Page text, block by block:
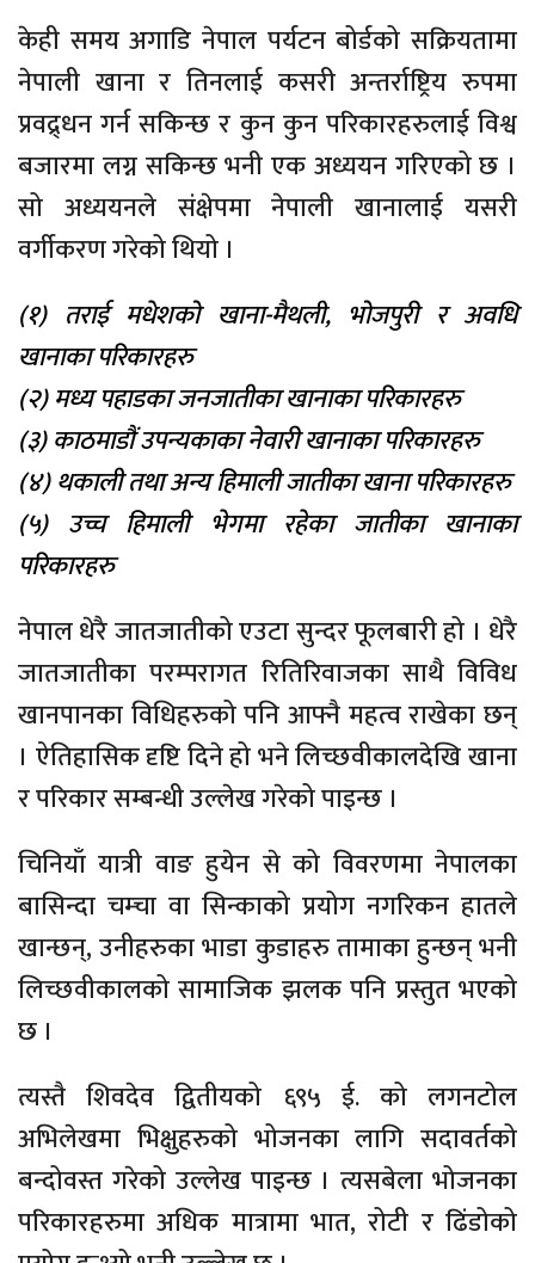
केही समय अगाडि नेपाल पर्यटन बोर्डको सक्रियतामा
नेपाली खाना र तिनलाई कसरी अन्तर्राष्ट्रिय रुपमा
प्रवद्र्धन गर्न सकिन्छ र कुन कुन परिकारहरुलाई विश्व
बजारमा लग्न सकिन्छ भनी एक अध्ययन गरिएको छ ।
सो अध्ययनले संक्षेपमा नेपाली खानालाई यसरी
वर्गीकरण गरेको थियो ।
(१) तराई मधेशको खाना-मैथली, भोजपुरी र अवधि
खानाका परिकारहरु
(२) मध्य पहाडका जनजातीका खानाका परिकारहरु
(३) काठमाडौं उपन्यकाका नेवारी खानाका परिकारहरु
(४) थकाली तथा अन्य हिमाली जातीका खाना परिकारहरु
(५) उच्च हिमाली भेगमा रहेका जातीका खानाका
परिकारहरु
नेपाल धेरै जातजातीको एउटा सुन्दर फूलबारी हो । धेरै
जातजातीका परम्परागत रितिरिवाजका साथै विविध
खानपानका विधिहरुको पनि आफ्नै महत्व राखेका छन्
। ऐतिहासिक दृष्टि दिने हो भने लिच्छवीकालदेखि खाना
र परिकार सम्बन्धी उल्लेख गरेको पाइन्छ ।
चिनियाँ यात्री वाङ हुयेन से को विवरणमा नेपालका
बासिन्दा चम्चा वा सिन्काको प्रयोग नगरिकन हातले
खान्छन्, उनीहरुका भाडा कुडाहरु तामाका हुन्छन् भनी
लिच्छवीकालको सामाजिक झलक पनि प्रस्तुत भएको
छ ।
त्यस्तै शिवदेव द्वितीयको ६९५ ई. को लगनटोल
अभिलेखमा भिक्षुहरुको भोजनका लागि सदावर्तको
बन्दोवस्त गरेको उल्लेख पाइन्छ । त्यसबेला भोजनका
परिकारहरुमा अधिक मात्रामा भात, रोटी र ढिंडोको